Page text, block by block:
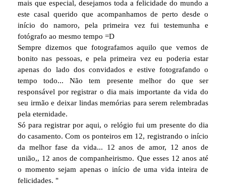
mais que especial, desejamos toda a felicidade do mundo a
este casal querido que acompanhamos de perto desde o
início do namoro, pela primeira vez fui testemunha e
fotógrafo ao mesmo tempo =D
Sempre dizemos que fotografamos aquilo que vemos de
bonito nas pessoas, e pela primeira vez eu poderia estar
apenas do lado dos convidados e estive fotografando o
tempo todo... Não tem presente melhor do que ser
responsável por registrar o dia mais importante da vida do
seu irmão e deixar lindas memórias para serem relembradas
pela eternidade.
Só para registrar por aqui, o relógio fui um presente do dia
do casamento. Com os ponteiros em 12, registrando o início
da melhor fase da vida... 12 anos de amor, 12 anos de
união,, 12 anos de companheirismo. Que esses 12 anos até
o momento sejam apenas o início de uma vida inteira de
felicidades. "